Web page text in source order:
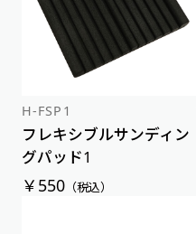
H-FSP1
フレキシブルサンディン
グパッド1
￥550（税込）